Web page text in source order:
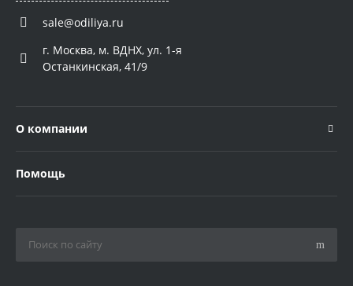
sale@odiliya.ru
г. Москва, м. ВДНХ, ул. 1-я
Останкинская, 41/9
О компании
Помощь